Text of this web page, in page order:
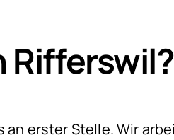
Rifferswil?
erster Stelle. Wir